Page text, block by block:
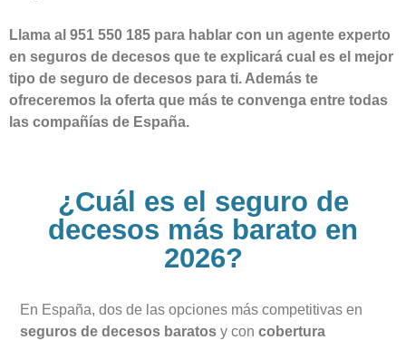
Llama al 951 550 185 para hablar con un agente experto
en seguros de decesos que te explicará cual es el mejor
tipo de seguro de decesos para ti. Además te
ofreceremos la oferta que más te convenga entre todas
las compañías de España.
¿Cuál es el seguro de
decesos más barato en
2026?
En España, dos de las opciones más competitivas en
seguros de decesos baratos y con cobertura